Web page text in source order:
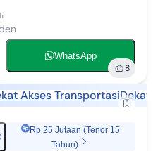
WhatsApp
8
Akses TransportasiDekat
Rp 25 Jutaan (Tenor 15
Tahun)